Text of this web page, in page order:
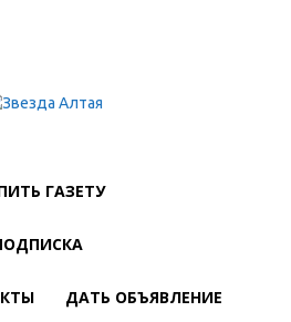
ГАЗЕТУ
ДАТЬ ОБЪЯВЛЕНИЕ